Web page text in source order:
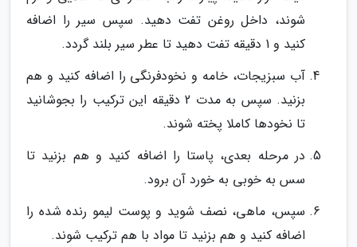
شوند، داخل روغن تفت دهید. سپس سیر را اضافه
کنید و 1 دقیقه تفت دهید تا عطر سیر بلند گردد.
آب سبزیجات، خامه و نخودفرنگی را اضافه کنید و هم
بزنید. سپس به مدت 2 دقیقه این ترکیب را بجوشانید
تا نخودها کاملا پخته شوند.
در مرحله بعدی، پاستا را اضافه کنید و هم بزنید تا
سس به خوبی به خورد آن برود.
سپس، ماهی، نصف شوید و پوست لیمو رنده شده را
اضافه کنید و هم بزنید تا مواد با هم ترکیب شوند.